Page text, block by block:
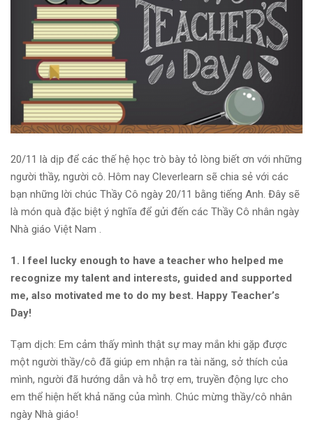
20/11 là dịp để các thế hệ học trò bày tỏ lòng biết ơn với những
người thầy, người cô. Hôm nay Cleverlearn sẽ chia sẻ với các
bạn những lời chúc Thầy Cô ngày 20/11 bằng tiếng Anh. Đây sẽ
là món quà đặc biệt ý nghĩa để gửi đến các Thầy Cô nhân ngày
Nhà giáo Việt Nam .
1. I feel lucky enough to have a teacher who helped me
recognize my talent and interests, guided and supported
me, also motivated me to do my best. Happy Teacher’s
Day!
Tạm dịch: Em cảm thấy mình thật sự may mắn khi gặp được
một người thầy/cô đã giúp em nhận ra tài năng, sở thích của
mình, người đã hướng dẫn và hỗ trợ em, truyền động lực cho
em thể hiện hết khả năng của mình. Chúc mừng thầy/cô nhân
ngày Nhà giáo!